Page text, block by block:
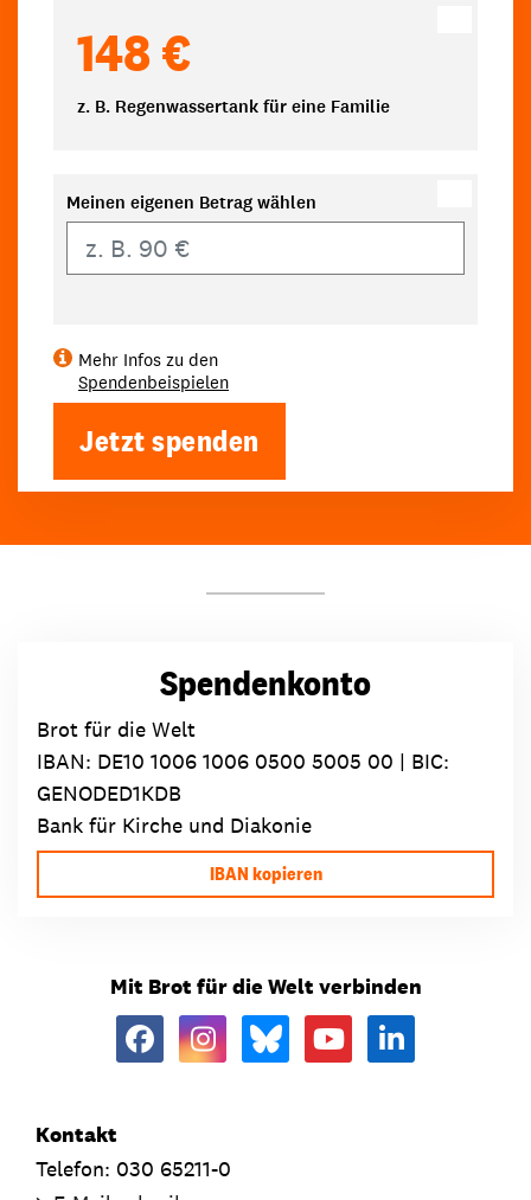
148 €
z. B. Regenwassertank für eine Familie
Meinen eigenen Betrag wählen
Mehr Infos zu den
Spendenbeispielen
Jetzt spenden
Spendenkonto
Brot für die Welt
IBAN: DE10 1006 1006 0500 5005 00 | BIC:
GENODED1KDB
Bank für Kirche und Diakonie
IBAN kopieren
Mit Brot für die Welt verbinden
Kontakt
Telefon: 030 65211-0